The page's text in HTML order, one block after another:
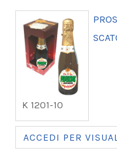
K 1201-10
ACCEDI PER